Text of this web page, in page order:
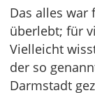
Das alles war
überlebt; für
Vielleicht
der so
Darmstadt